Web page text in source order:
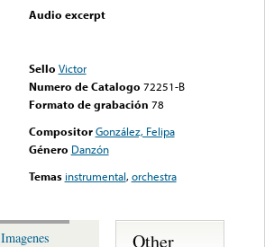
Audio excerpt
Sello Victor
Numero de Catalogo 72251-B
Formato de grabación 78
Compositor González, Felipa
Género Danzón
Temas instrumental,orchestra
Imagenes
Other